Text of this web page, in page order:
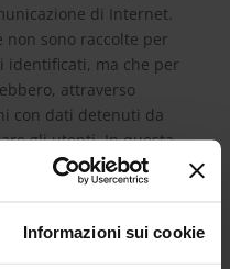
Informazioni sui cookie
di Internet.
sono raccolte per
identificati, ma che per
attraverso
con dati detenuti da
gli utenti. In questa
indirizzi IP o i nomi a
dagli utenti che si
delle risorse richieste,